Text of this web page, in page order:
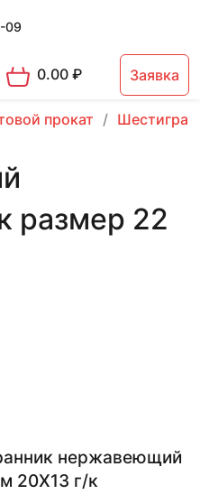
09
0.00₽ Заявка
прокат
размер 22
нержавеющий
20Х13 г/к